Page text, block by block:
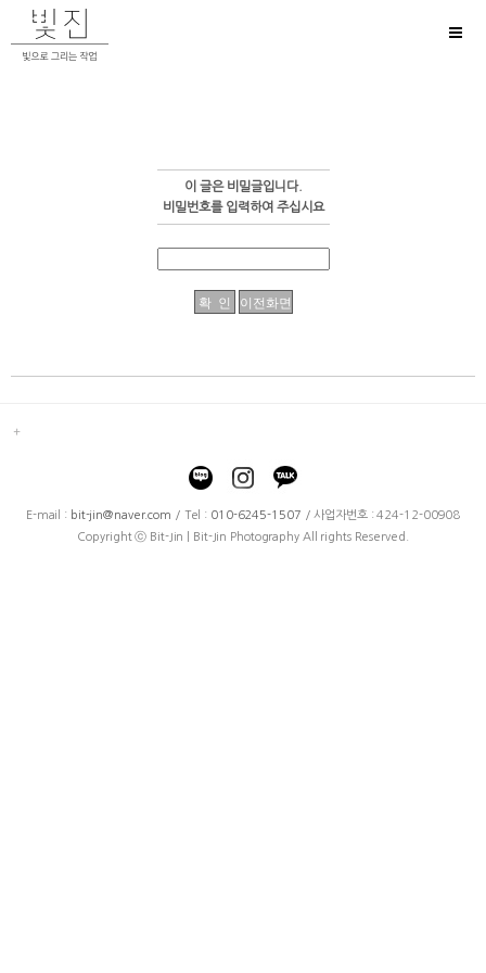
이 글은 비밀글입니다.
비밀번호를 입력하여 주십시요
E-mail : bit-jin@naver.com / Tel : 010-6245-1507 / 사업자번호 : 424-12-00908
Copyright ⓒ Bit-Jin | Bit-Jin Photography All rights Reserved.